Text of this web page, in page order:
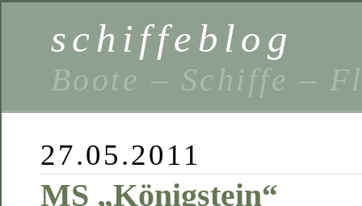
schiffeblog
Boote – Schiffe –
27.05.2011
MS „Königstein“